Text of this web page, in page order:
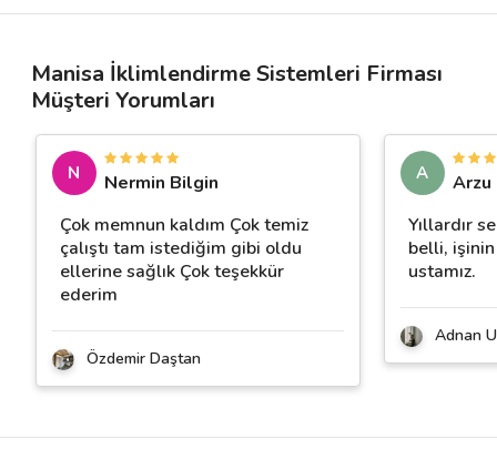
Manisa İklimlendirme Sistemleri Firması
Müşteri Yorumları
N
Nermin Bilgin
Çok memnun kaldım Çok temiz
çalıştı tam istediğim gibi oldu
ellerine sağlık Çok teşekkür
ederim
Özdemir Daştan
A
Arzu
Yıllardır
belli,
ustamız.
Adnan